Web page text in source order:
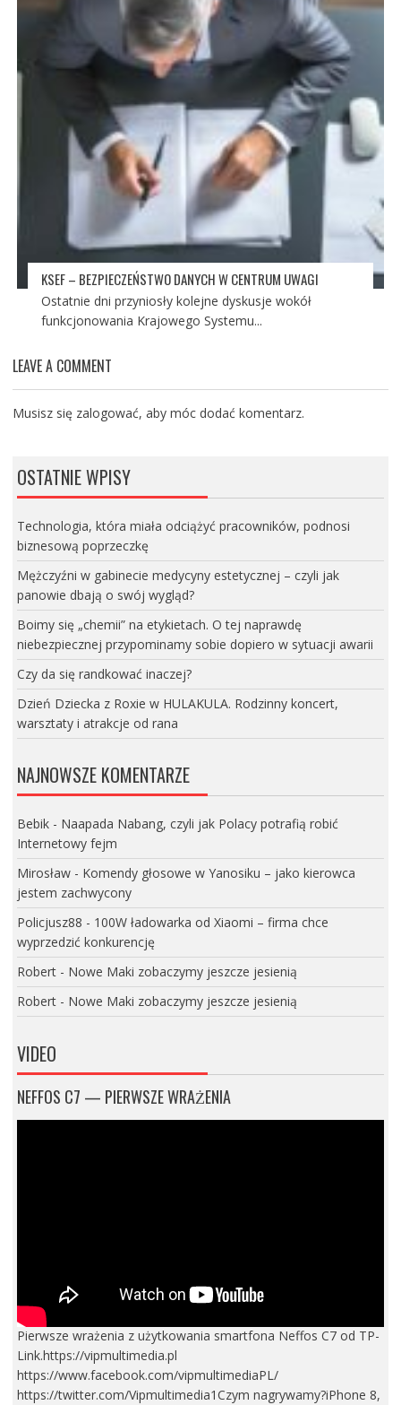
KSEF – BEZPIECZEŃSTWO DANYCH W CENTRUM UWAGI
Ostatnie dni przyniosły kolejne dyskusje wokół
funkcjonowania Krajowego Systemu...
LEAVE A COMMENT
Musisz się zalogować, aby móc dodać komentarz.
OSTATNIE WPISY
Technologia, która miała odciążyć pracowników, podnosi
biznesową poprzeczkę
Mężczyźni w gabinecie medycyny estetycznej – czyli jak
panowie dbają o swój wygląd?
Boimy się „chemii” na etykietach. O tej naprawdę
niebezpiecznej przypominamy sobie dopiero w sytuacji awarii
Czy da się randkować inaczej?
Dzień Dziecka z Roxie w HULAKULA. Rodzinny koncert,
warsztaty i atrakcje od rana
NAJNOWSZE KOMENTARZE
Bebik- Naapada Nabang, czyli jak Polacy potrafią robić
Internetowy fejm
Mirosław- Komendy głosowe w Yanosiku – jako kierowca
jestem zachwycony
Policjusz88 - 100W ładowarka od Xiaomi – firma chce
wyprzedzić konkurencję
Robert- Nowe Maki zobaczymy jeszcze jesienią
Robert- Nowe Maki zobaczymy jeszcze jesienią
VIDEO
NEFFOS C7 — PIERWSZE WRAŻENIA
Pierwsze wrażenia z użytkowania smartfona Neffos C7 od TP-
Link.https://vipmultimedia.pl
https://www.facebook.com/vipmultimediaPL/
https://twitter.com/Vipmultimedia1Czym nagrywamy?iPhone 8,